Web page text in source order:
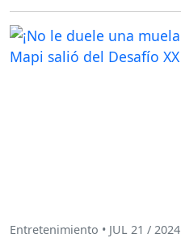
Entretenimiento • JUL 21 / 2024